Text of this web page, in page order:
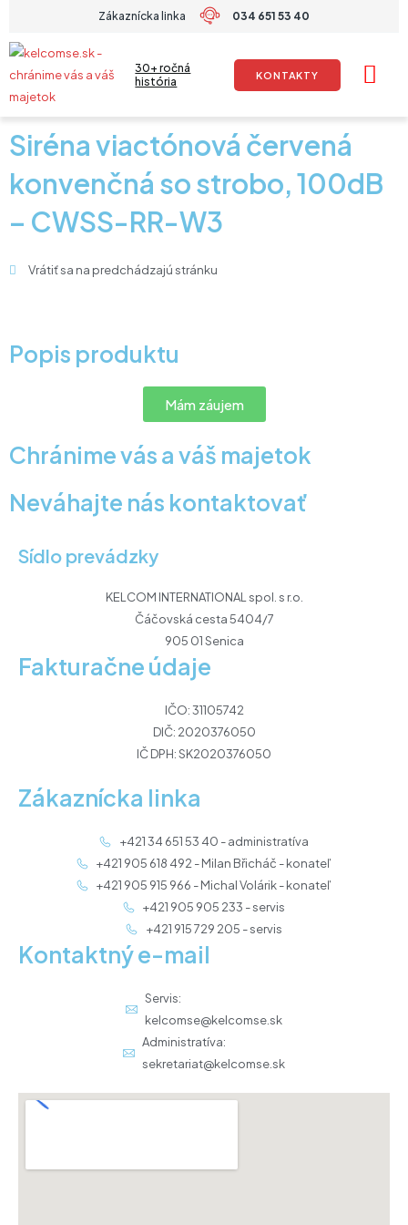
obsah
Zákaznícka linka 034 651 53 40
30+ ročná
história
KONTAKTY
Siréna viactónová červená
konvenčná so strobo, 100dB
– CWSS-RR-W3
Vrátiť sa na predchádzajú stránku
Popis produktu
Mám záujem
Chránime vás a váš majetok
Neváhajte nás kontaktovať
Sídlo prevádzky
KELCOM INTERNATIONAL spol. s r.o.
Čáčovská cesta 5404/7
905 01 Senica
Fakturačne údaje
IČO: 31105742
DIČ: 2020376050
IČ DPH: SK2020376050
Zákaznícka linka
+421 34 651 53 40 - administratíva
+421 905 618 492 - Milan Břicháč - konateľ
+421 905 915 966 - Michal Volárik - konateľ
+421 905 905 233 - servis
+421 915 729 205 - servis
Kontaktný e-mail
Servis:
kelcomse@kelcomse.sk
Administratíva:
sekretariat@kelcomse.sk